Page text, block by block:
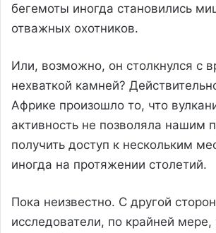
бегемоты иногда становились
отважных охотников.
Или, возможно, он столкнулся с
нехваткой камней?
Африке произошло то, что
активность не позволяла нашим
получить доступ к нескольким
иногда на протяжении столетий.
Пока неизвестно. С другой
исследователи, по крайней